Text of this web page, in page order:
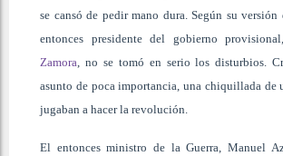
se cansó de pedir mano dura. Según su versión
entonces presidente del gobierno
Zamora, no se tomó en serio los disturbios.
asunto de poca importancia, una chiquillada de
jugaban a hacer la revolución.
El entonces ministro de la Guerra, Manuel